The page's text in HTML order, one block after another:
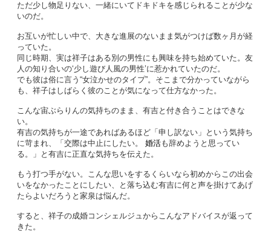
ただ少し物足りない、一緒にいてドキドキを感じられることが少な
いのだ。
お互いが忙しい中で、大きな進展のないまま気がつけば数ヶ月が経
っていた。
同じ時期、実は祥子はある別の男性にも興味を持ち始めていた。友
人の知り合いの‘少し遊び人風の男性’に惹かれていたのだ。
でも彼は俗に言う“女泣かせのタイプ”。そこまで分かっていながら
も、祥子はしばらく彼のことが気になって仕方なかった。
こんな宙ぶらりんの気持ちのまま、有吉と付き合うことはできな
い。
有吉の気持ちが一途であればあるほど「申し訳ない」という気持ち
に苛まれ、「交際は中止にしたい。 婚活も辞めようと思ってい
る。」と有吉に正直な気持ちを伝えた。
もう打つ手がない。こんな思いをするくらいなら初めからこの出会
いをなかったことにしたい、と落ち込む有吉に何と声を掛けてあげ
たらよいだろうと家泉は悩んだ。
すると、祥子の成婚コンシェルジュからこんなアドバイスが返って
きた。